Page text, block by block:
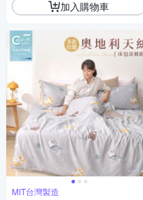
加入購物車
MIT台灣製造